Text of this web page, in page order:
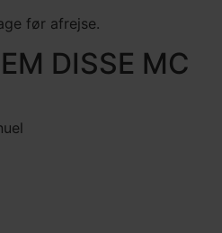
før afrejse.
DISSE MC